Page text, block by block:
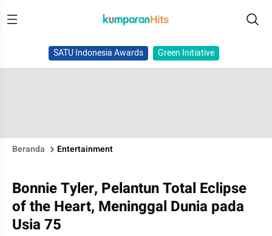
SATU Indonesia Awards Green Initiative
Beranda Entertainment
Bonnie Tyler, Pelantun Total Eclipse
of the Heart, Meninggal Dunia pada
Usia 75